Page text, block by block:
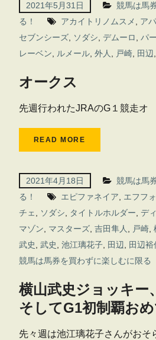
2021年5月31日
競馬は馬
る！
アカイトリノムスメ ア
セブンシーズ, ソダシ デムーロ パ
レーベン
ルメール, 外人 戸崎, 田辺
オークス
先週行われたJRAのG１競走オ
READ MORE
2021年4月18日
競馬は馬
る！
エピファネイア エフフ
チェ
ソダシ タイトルホルダー デ
マゾン
マスターズ, 吉田隼人 戸崎,
武史
武史 池江璃花子, 田辺 田辺裕
競馬は馬券を買わずに楽しむに限る
横山武史ジョッキー
そしてG1初制覇おめ
先々週は池江璃花子さんがおそ